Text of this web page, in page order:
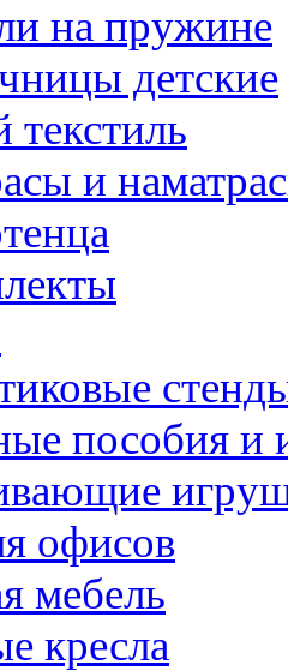
на пружине
детские
текстиль
и
пособия и
офисов
мебель
кресла